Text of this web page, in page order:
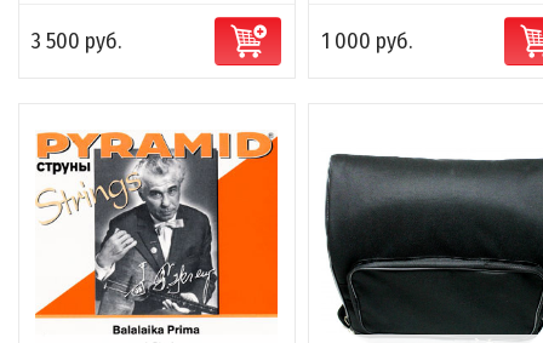
3 500 руб. 1 000 руб.